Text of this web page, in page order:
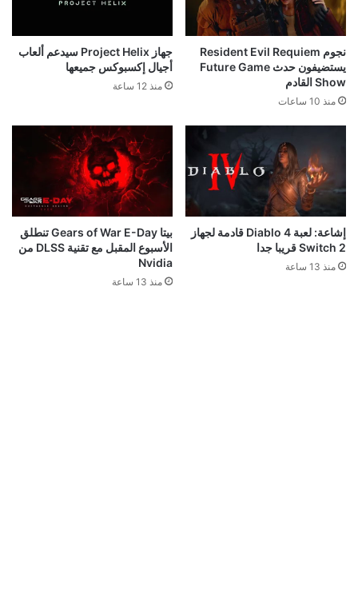
نجوم Resident Evil Requiem
يستضيفون حدث Future Game
Show القادم
منذ 10 ساعات
جهاز Project Helix سيدعم ألعاب
أجيال إكسبوكس جميعها
منذ 12 ساعة
إشاعة: لعبة Diablo 4 قادمة لجهاز
Switch 2 قريبا جدا
منذ 13 ساعة
بيتا Gears of War E-Day تنطلق
الأسبوع المقبل مع تقنية DLSS من
Nvidia
منذ 13 ساعة